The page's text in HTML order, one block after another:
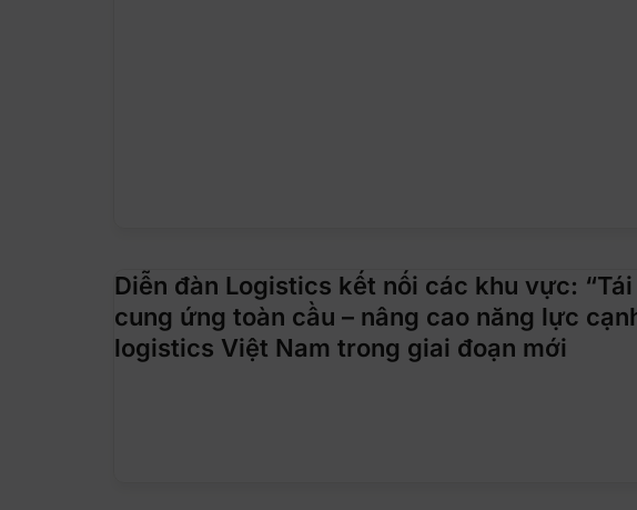
Diễn đàn Logistics kết nối các khu vực:
cung ứng toàn cầu – nâng cao năng lực
logistics Việt Nam trong giai đoạn mới